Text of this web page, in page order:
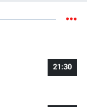
21:30